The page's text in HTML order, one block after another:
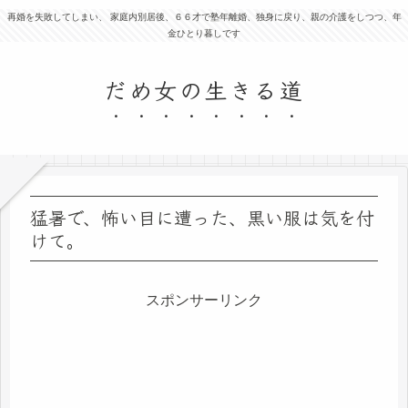
再婚を失敗してしまい、 家庭内別居後、６６才で塾年離婚、独身に戻り、親の介護をしつつ、年
金ひとり暮しです
だめ女の生きる道
猛暑で、怖い目に遭った、黒い服は気を付
けて。
スポンサーリンク